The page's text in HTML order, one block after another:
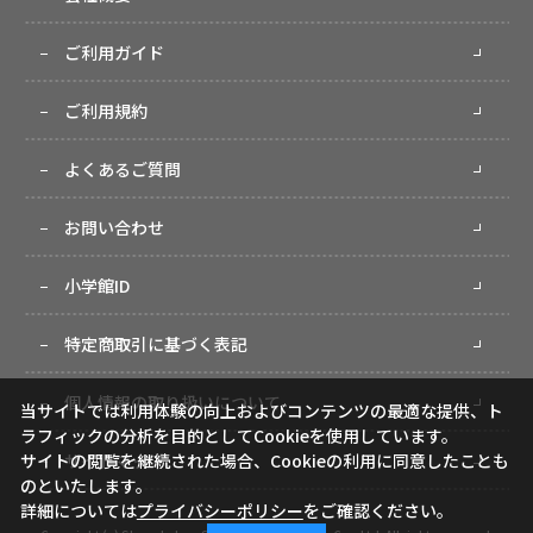
ご利用ガイド
ご利用規約
よくあるご質問
お問い合わせ
小学館ID
特定商取引に基づく表記
個人情報の取り扱いについて
サイトマップ
当サイトでは利用体験の向上およびコンテンツの最適な提供、ト
ラフィックの分析を目的としてCookieを使用しています。
サイトの閲覧を継続された場合、Cookieの利用に同意したことも
のといたします。
詳細についてはプライバシーポリシーをご確認ください。